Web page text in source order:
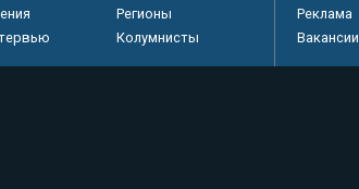
Регионы
Колумнисты
Реклама
Вакансии